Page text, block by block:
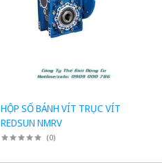
HỘP SỐ BÁNH VÍT TRỤC VÍT
REDSUN NMRV
(0)